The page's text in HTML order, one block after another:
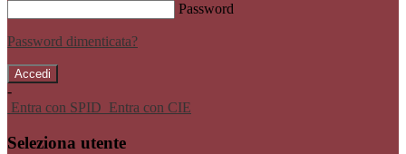
Password
Password dimenticata?
-
Entra con SPID Entra con CIE
Seleziona utente